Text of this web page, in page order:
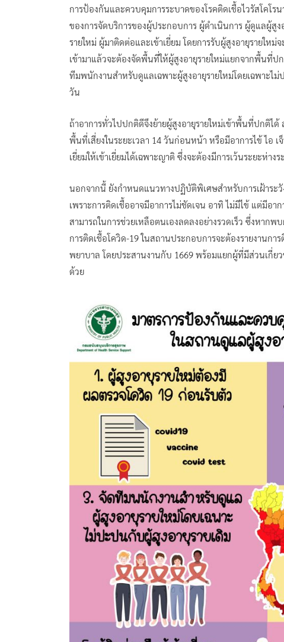
การป้องกันและควบคุมการระบาดของโรคติดเชื้อไวรัสโคโ
ของการจัดบริการของผู้ประกอบการ ผู้ดำเนินการ ผู้ดูแลผู้สู
รายใหม่ ผู้มาติดต่อและเข้าเยี่ยม โดยการรับผู้สูงอายุรายให
เข้ามาแล้วจะต้องจัดพื้นที่ให้ผู้สูงอายุรายใหม่แยกจากพื้นที่
ทีมพนักงานสำหรับดูแลเฉพาะผู้สูงอายุรายใหม่โดยเฉพาะไ
วัน
ถ้าอาการทั่วไปปกติดีจึงย้ายผู้สูงอายุรายใหม่เข้าพื้นที่ปกติไ
พื้นที่เสี่ยงในระยะเวลา 14 วันก่อนหน้า หรือมีอาการไข้ ไอ
เยี่ยมให้เข้าเยี่ยมได้เฉพาะญาติ ซึ่งจะต้องมีการเว้นระยะห่
นอกจากนี้ ยังกำหนดแนวทางปฏิบัติพิเศษสำหรับการเฝ้าระวั
เพราะการติดเชื้ออาจมีอาการไม่ชัดเจน อาทิ ไม่มีไข้ แต่มีอ
สามารถในการช่วยเหลือตนเองลดลงอย่างรวดเร็ว ซึ่งหา
การติดเชื้อโควิด-19 ในสถานประกอบการจะต้องรายงานกา
พยาบาล โดยประสานงานกับ 1669 พร้อมแยกผู้ที่มีส่วนเกี่
ด้วย